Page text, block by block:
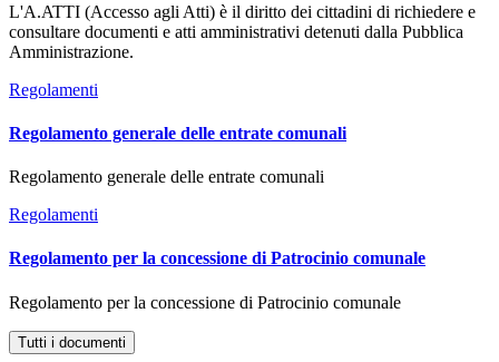
L'A.ATTI (Accesso agli Atti) è il diritto dei cittadini di richiedere e
consultare documenti e atti amministrativi detenuti dalla Pubblica
Amministrazione.
Regolamenti
Regolamento generale delle entrate comunali
Regolamento generale delle entrate comunali
Regolamenti
Regolamento per la concessione di Patrocinio comunale
Regolamento per la concessione di Patrocinio comunale
Tutti i documenti